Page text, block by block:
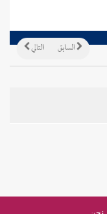
التالي السابق